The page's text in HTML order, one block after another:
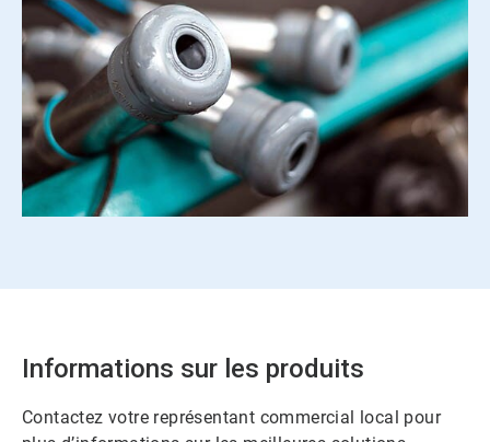
Informations sur les produits
Contactez votre représentant commercial local pour